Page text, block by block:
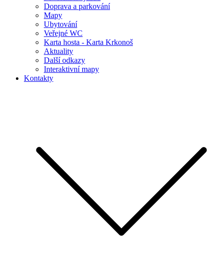
Doprava a parkování
Mapy
Ubytování
Veřejné WC
Karta hosta - Karta Krkonoš
Aktuality
Další odkazy
Interaktivní mapy
Kontakty